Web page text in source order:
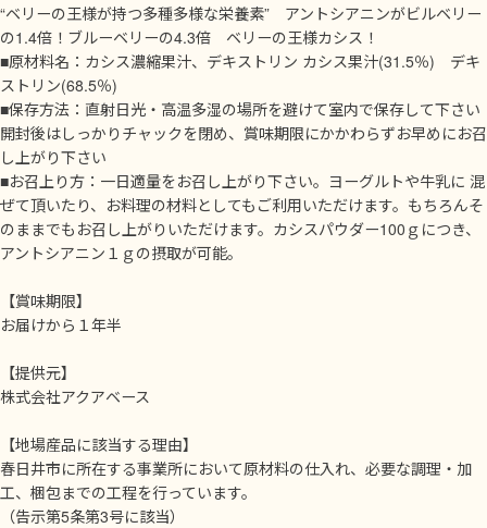
“ベリーの王様が持つ多種多様な栄養素” アントシアニンがビルベリー
の1.4倍！ブルーベリーの4.3倍 ベリーの王様カシス！
■原材料名：カシス濃縮果汁、デキストリン カシス果汁(31.5％) デキ
ストリン(68.5％)
■保存方法：直射日光・高温多湿の場所を避けて室内で保存して下さい
開封後はしっかりチャックを閉め、賞味期限にかかわらずお早めにお召
し上がり下さい
■お召上り方：一日適量をお召し上がり下さい。ヨーグルトや牛乳に 混
ぜて頂いたり、お料理の材料としてもご利用いただけます。もちろんそ
のままでもお召し上がりいただけます。カシスパウダー100ｇにつき、
アントシアニン１ｇの摂取が可能。
【賞味期限】
お届けから１年半
【提供元】
株式会社アクアベース
【地場産品に該当する理由】
春日井市に所在する事業所において原材料の仕入れ、必要な調理・加
工、梱包までの工程を行っています。
（告示第5条第3号に該当）